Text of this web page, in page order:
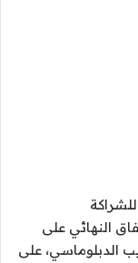
النهائي على
الدبلوماسي، على